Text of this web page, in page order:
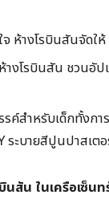
ห้างโรบินสันจัดใ
งโรบินสัน ชวนอั
รค์สำหรับเด็กทั้งก
ระบายสีปูนปาสเต
ในเครือเซ็นทรั